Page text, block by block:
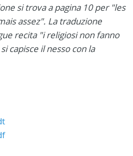
si trova a pagina 10 per "les
assez". La traduzione
recita "i religiosi non fanno
capisce il nesso con la